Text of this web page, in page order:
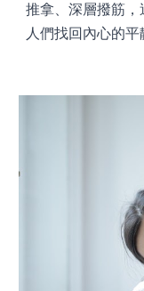
推拿、深層撥筋
人們找回內心的平